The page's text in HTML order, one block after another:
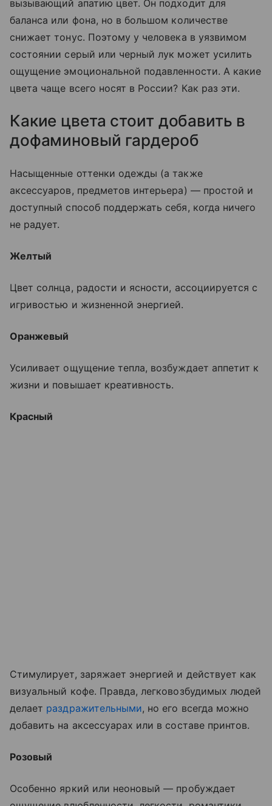
вызывающий апатию цвет. Он подходит для
баланса или фона, но в большом количестве
снижает тонус. Поэтому у человека в уязвимом
состоянии серый или черный лук может усилить
ощущение эмоциональной подавленности. А какие
цвета чаще всего носят в России? Как раз эти.
Какие цвета стоит добавить в
дофаминовый гардероб
Насыщенные оттенки одежды (а также
аксессуаров, предметов интерьера) — простой и
доступный способ поддержать себя, когда ничего
не радует.
Желтый
Цвет солнца, радости и ясности, ассоциируется с
игривостью и жизненной энергией.
Оранжевый
Усиливает ощущение тепла, возбуждает аппетит к
жизни и повышает креативность.
Красный
Стимулирует, заряжает энергией и действует как
визуальный кофе. Правда, легковозбудимых людей
делает раздражительными, но его всегда можно
добавить на аксессуарах или в составе принтов.
Розовый
Особенно яркий или неоновый — пробуждает